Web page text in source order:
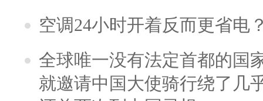
空调24小时开着反而更省电
全球唯一没有法定首都的国
就邀请中国大使骑行绕了几